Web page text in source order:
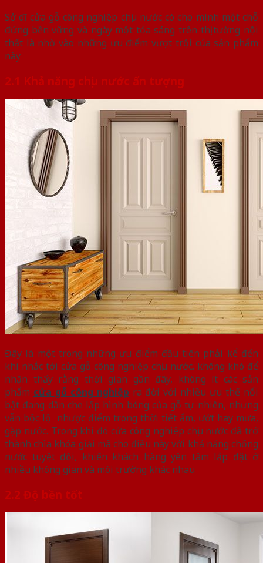
Sở dĩ cửa gỗ công nghiệp chịu nước có cho mình một chỗ
đứng bền vững và ngày một tỏa sáng trên thị tường nội
thất là nhờ vào những ưu điểm vượt trội của sản phẩm
này
2.1 Khả năng chịu nước ấn tượng
Đây là một trong những ưu điểm đầu tiên phải kể đến
khi nhắc tới cửa gỗ công nghiệp chịu nước. không khó để
nhận thấy rằng thời gian gần đây, không ít các sản
phẩm cửa gỗ công nghiệp ra đời với nhiều ưu thế nổi
bật đang dần che lấp hình bóng của gỗ tự nhiên, nhưng
vẫn bộc lộ nhược điểm trong thời tiết ẩm, ướt hay mưa,
gặp nước. Trong khi đó cửa công nghiệp chịu nước đã trở
thành chìa khóa giải mã cho điều này với khả năng chống
nước tuyệt đối, khiến khách hàng yên tâm lắp đặt ở
nhiều không gian và môi trường khác nhau
2.2 Độ bền tốt